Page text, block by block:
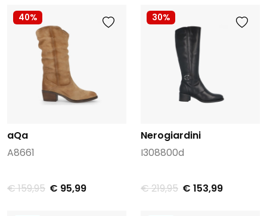
40%
aQa
A8661
€ 159,95 € 95,99
30%
Nerogiardini
I308800d
€ 219,95 € 153,99